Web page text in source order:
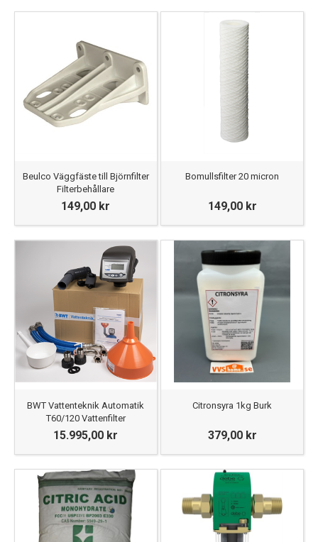
Beulco Väggfäste till Björnfilter
Filterbehållare
149,00 kr
Bomullsfilter 20 micron
149,00 kr
BWT Vattenteknik Automatik
T60/120 Vattenfilter
15.995,00 kr
Citronsyra 1kg Burk
379,00 kr